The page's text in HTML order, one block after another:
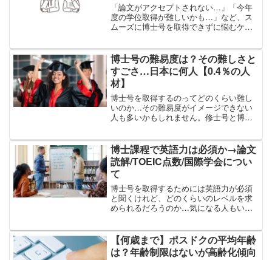
「論文がアクセプトされない…」「今年
度の学位取得が難しいかも…」など、ス
ムーズに博士号を取得できずに悩むケー
あります。もし満期退学を選択した場
合、就職にはどのように影響...
博士号の難易度は？その難しさと
すごさ…日本に何人【0.4％の人
材】
博士号を取得するのってどのくらい難し
いのか…その難易度がイメージできない
人も多いかもしれません。修士号と博士
は？このような内容を、記事にまとめま
した。結論から言うと、博士...
博士課程で英語力は必須か→論文
読解/TOEIC点数/国際学会につい
て
博士号を取得するためには英語力が必須
と聞くけれど、どのくらいのレベルを求
められるだろうのか…気になる人もいる
い人は無理？TOEICの点数目安、平均は
どのくらい？博士課程...
【何歳まで】ポスドクの平均年齢
は？年齢制限はないが高齢化傾向